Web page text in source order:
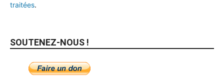
traitées.
SOUTENEZ-NOUS !